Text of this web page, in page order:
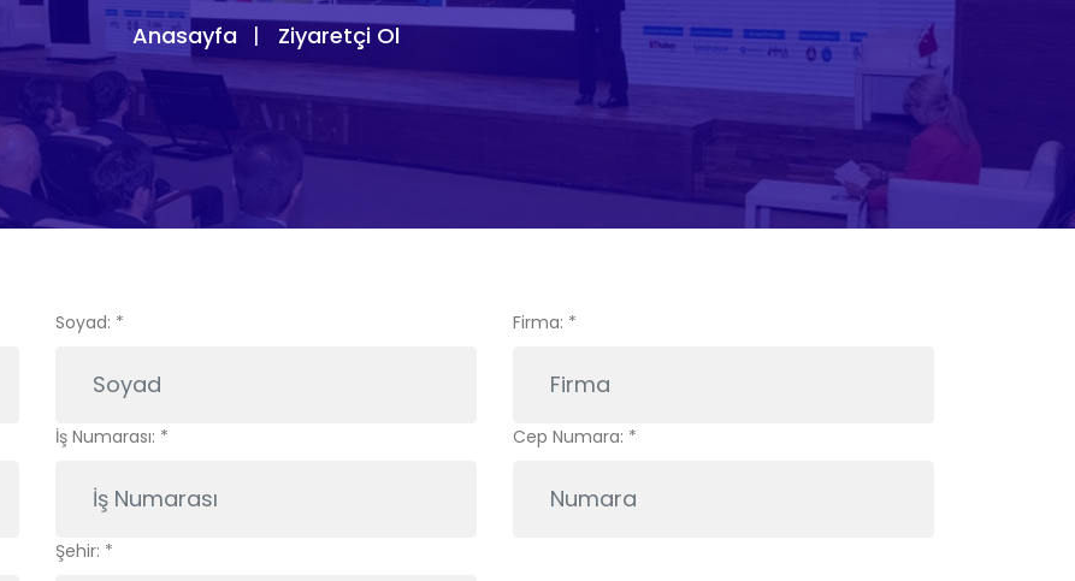
Anasayfa Ziyaretçi Ol
Soyad: * Firma: *
İş Numarası: * Cep Numara: *
Şehir: *